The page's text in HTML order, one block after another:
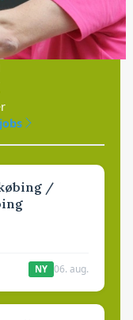
/
NY 06. aug.